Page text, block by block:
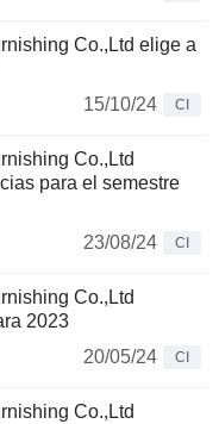
Co.,Ltd elige a
15/10/24
CI
Co.,Ltd
para el semestre
23/08/24
CI
Co.,Ltd
2023
20/05/24
CI
Co.,Ltd